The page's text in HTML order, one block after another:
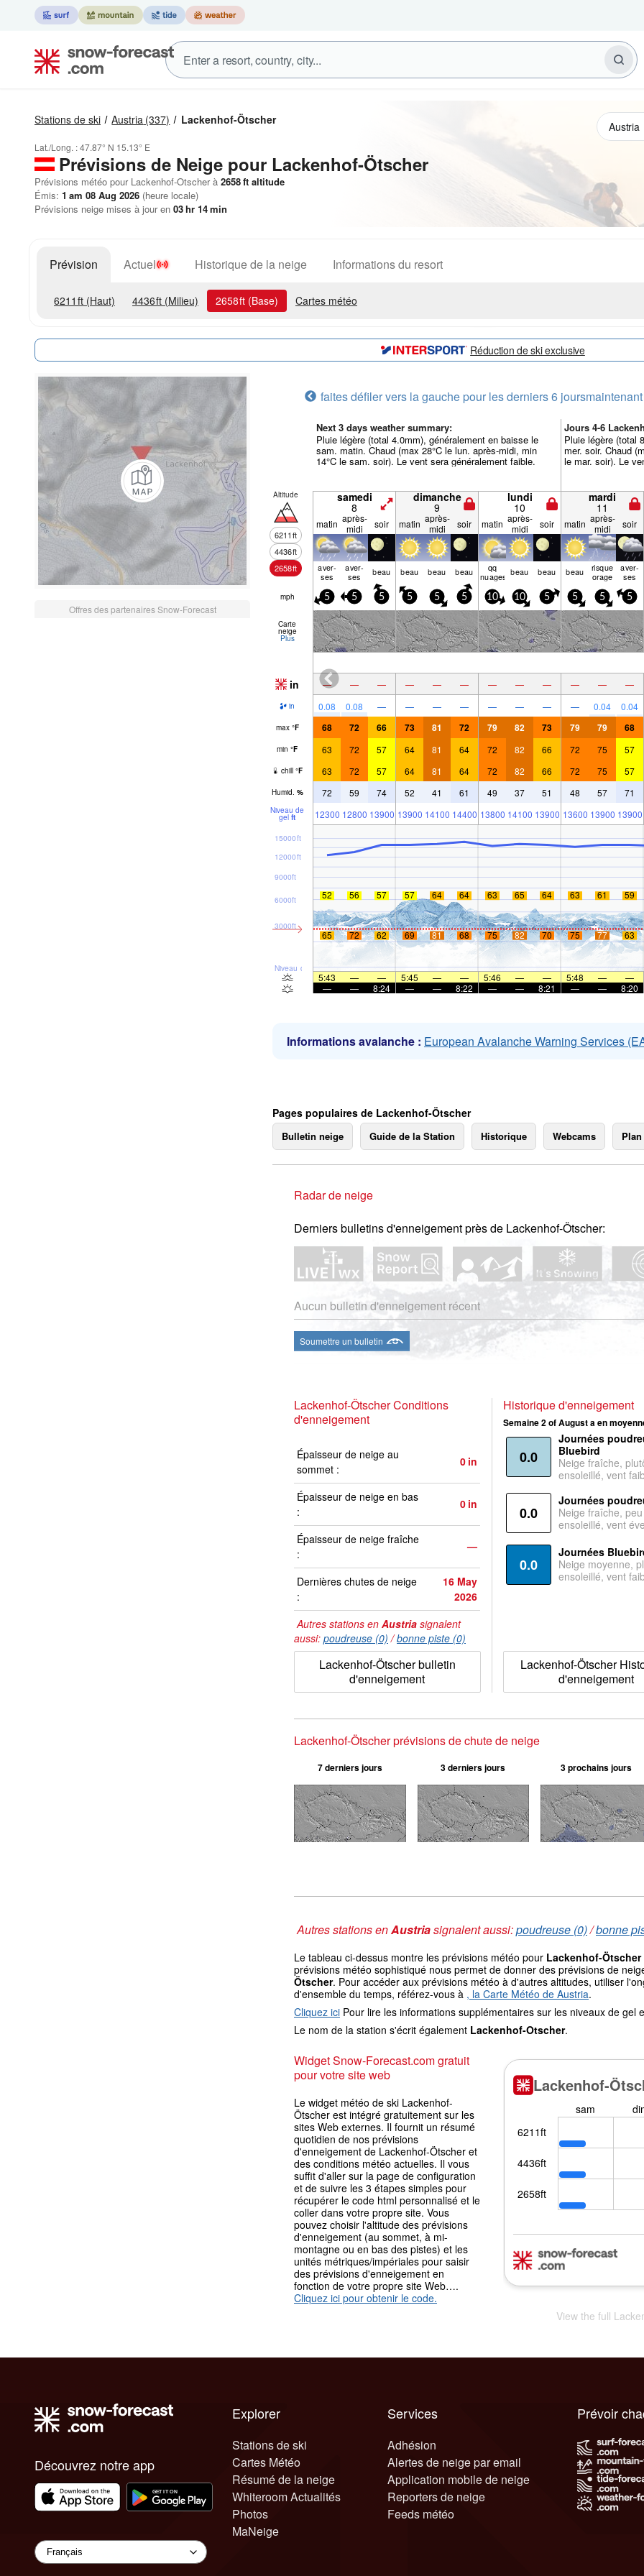
Stations de ski Austria (337) Lackenhof-Ötscher
Lat./Long. :47.87° N 15.13° E
Prévisions de Neige pour Lackenhof-Ötscher
Prévisions météo pour Lackenhof-Otscher à 2658ft altitude
Émis: 1 am 08 Aug 2026 (heure locale)
Prévisions neige mises à jour en 03hr 14min
Prévision Actuel Historique de la neige Informations du resort
6211 ft (Haut) 4436ft (Milieu) 2658ft (Base) Cartes météo
Réduction de ski exclusive
Offres des partenaires Snow-Forecast
faites défiler vers la gauche pour les derniers 6 joursmaintenant
Next 3 days weather summary:
Pluie légère (total 4.0mm), généralement en baisse le
sam. matin. Chaud (max 28°C le lun. après-midi, min
14°C le sam. soir). Le vent sera généralement faible.
Jours 4-6
Pluie légère (total
mer. soir. Chaud
le mar. soir). Le
Altitude
6211ft
4436ft
2658ft
samedi
8
dimanche
9
lundi
10
mardi
11
matin après-
midi
soir matin après-
midi
soir matin après-
midi
soir matin après-
midi
soir
aver­
ses
aver­
ses beau beau beau beau qq
nuages beau beau beau risque
orage
aver­
ses
mph 5 5 5 5 5 5 10 10 5 5 5 5
Carte
neige
Plus
in — — — — — — — — — — — —
in 0.08 0.08 — — — — — — — — 0.04 0.04
max °F 68 72 66 73 81 72 79 82 73 79 79 68
min °F 63 72 57 64 81 64 72 82 66 72 75 57
chill °F 63 72 57 64 81 64 72 82 66 72 75 57
Humid. % 72 59 74 52 41 61 49 37 51 48 57 71
Niveau de
gel ft 12300 12800 13900 13900 14100 14400 13800 14100 13900 13600 13900 13900
Niveau de la mer
3000ft
6000ft
9000ft
12000ft
15000ft
52 56 57 57 64 64 63 65 64 63 61 59
65 72 62 69 81 68 75 82 70 75 77 63
5:43 — — 5:45 — — 5:46 — — 5:48 — —
—
— 8:24 — — 8:22 — — 8:21 — — 8:20
Informations avalanche : European Avalanche Warning Services
Pages populaires de Lackenhof-Ötscher
Bulletin neige Guide de la Station Historique Webcams
Radar de neige
Derniers bulletins d'enneigement près de Lackenhof-Ötscher:
Aucun bulletin d'enneigement récent
Soumettre un bulletin
Lackenhof-Ötscher Conditions
d'enneigement
Épaisseur de neige au
sommet :
0 in
Épaisseur de neige en bas
:
0 in
Épaisseur de neige fraîche
:
—
Dernières chutes de neige
:
16 May
2026
Autres stations en Austria signalent
aussi: poudreuse (0) /bonne piste (0)
Lackenhof-Ötscher bulletin
d'enneigement
Historique d'enneigement
Semaine 2 of August a en
0.0
Journées
Bluebird
Neige fraîche,
ensoleillé, vent
0.0
Journées
Neige fraîche, peu
ensoleillé, vent
0.0
Journées
Neige moyenne,
ensoleillé, vent
Lackenhof-Ötscher
d'enneigement
Lackenhof-Ötscher prévisions de chute de neige
7 derniers jours 3 derniers jours 3 prochains jours
Autres stations enAustriasignalent aussi:poudreuse (0)/bonne
Le tableau ci-dessus montre les prévisions météo pour Lackenhof-Ötscher
prévisions météo sophistiqué nous permet de donner des prévisions de
Ötscher. Pour accéder aux prévisions météo à d'autres altitudes, utiliser
d'ensemble du temps, référez-vous à , la Carte Météo de Austria.
Cliquez ici Pour lire les informations supplémentaires sur les niveaux de
Le nom de la station s'écrit également Lackenhof-Otscher.
Widget Snow-Forecast.com gratuit
pour votre site web
Le widget météo de ski Lackenhof-
Ötscher est intégré gratuitement sur les
sites Web externes. Il fournit un résumé
quotidien de nos prévisions
d'enneigement de Lackenhof-Ötscher et
des conditions météo actuelles. Il vous
suffit d'aller sur la page de configuration
et de suivre les 3 étapes simples pour
récupérer le code html personnalisé et le
coller dans votre propre site. Vous
pouvez choisir l'altitude des prévisions
d'enneigement (au sommet, à mi-
montagne ou en bas des pistes) et les
unités métriques/impériales pour saisir
des prévisions d'enneigement en
fonction de votre propre site Web….
Cliquez ici pour obtenir le code.
View the full
Découvrez notre app
Explorer
Stations de ski
Cartes Météo
Résumé de la neige
Whiteroom Actualités
Photos
MaNeige
Services
Adhésion
Alertes de neige par email
Application mobile de neige
Reporters de neige
Feeds météo
Prévoir